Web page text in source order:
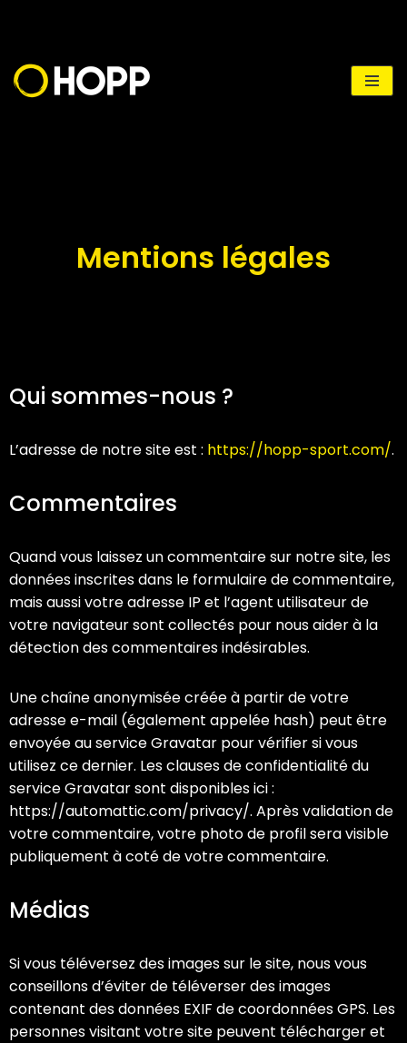
au
contenu
Mentions légales
Qui sommes-nous ?
L’adresse de notre site est : https://hopp-sport.com/.
Commentaires
Quand vous laissez un commentaire sur notre site, les
données inscrites dans le formulaire de commentaire,
mais aussi votre adresse IP et l’agent utilisateur de
votre navigateur sont collectés pour nous aider à la
détection des commentaires indésirables.
Une chaîne anonymisée créée à partir de votre
adresse e-mail (également appelée hash) peut être
envoyée au service Gravatar pour vérifier si vous
utilisez ce dernier. Les clauses de confidentialité du
service Gravatar sont disponibles ici :
https://automattic.com/privacy/. Après validation de
votre commentaire, votre photo de profil sera visible
publiquement à coté de votre commentaire.
Médias
Si vous téléversez des images sur le site, nous vous
conseillons d’éviter de téléverser des images
contenant des données EXIF de coordonnées GPS. Les
personnes visitant votre site peuvent télécharger et